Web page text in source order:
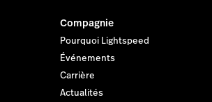
Compagnie
Pourquoi Lightspeed
Événements
Carrière
Actualités